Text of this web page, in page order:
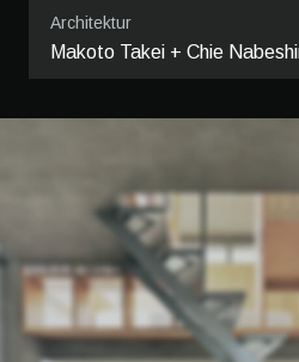
Architektur
Makoto Takei + Chie